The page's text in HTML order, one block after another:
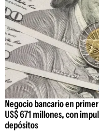
Negocio bancario en
US$ 671 millones, con
depósitos